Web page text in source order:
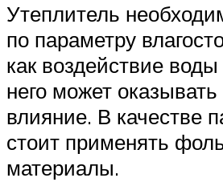
Утеплитель
по параметру
как воздействие
него может оказывать
влияние. В качестве
стоит применять
материалы.